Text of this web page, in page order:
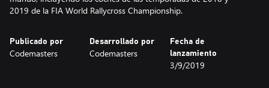
2019 de la FIA World Rallycross Championship.
Publicado por
Codemasters
Desarrollado por
Codemasters
Fecha de
lanzamiento
3/9/2019